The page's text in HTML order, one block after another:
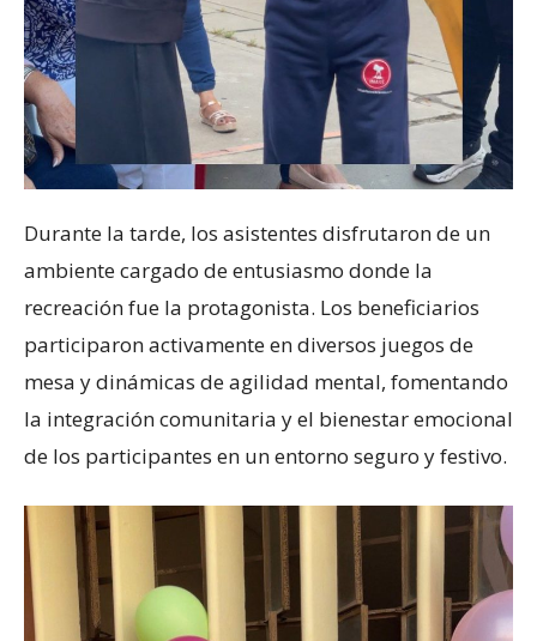
Durante la tarde, los asistentes disfrutaron de un
ambiente cargado de entusiasmo donde la
recreación fue la protagonista. Los beneficiarios
participaron activamente en diversos juegos de
mesa y dinámicas de agilidad mental, fomentando
la integración comunitaria y el bienestar emocional
de los participantes en un entorno seguro y festivo.